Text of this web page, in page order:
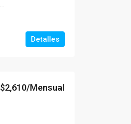
Torre de Las Americas, Torres de las Americas, Calle 56 D Este, Panamá
Detalles
$2,610/Mensual